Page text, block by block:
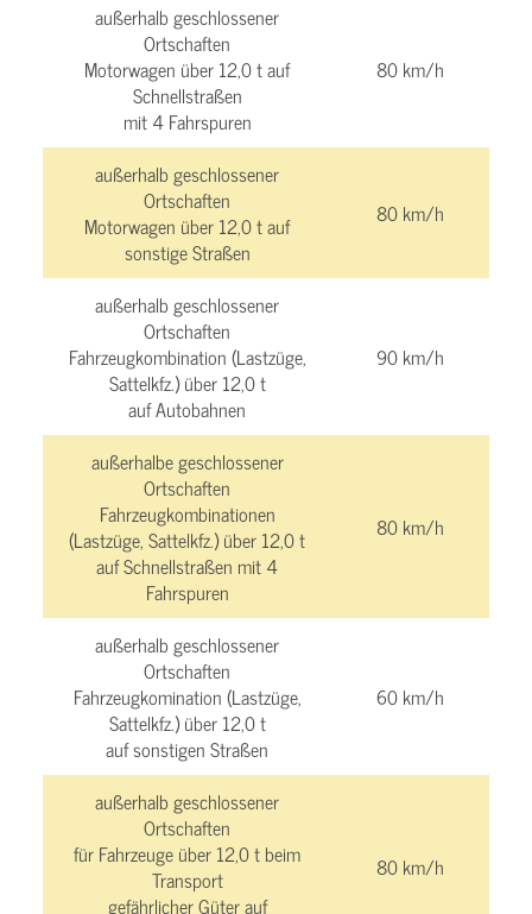
außerhalb geschlossener
Ortschaften
Motorwagen über 12,0 t auf
Schnellstraßen
mit 4 Fahrspuren
80 km/h
außerhalb geschlossener
Ortschaften
Motorwagen über 12,0 t auf
sonstige Straßen
80 km/h
außerhalb geschlossener
Ortschaften
Fahrzeugkombination (Lastzüge,
Sattelkfz.) über 12,0 t
auf Autobahnen
90 km/h
außerhalbe geschlossener
Ortschaften
Fahrzeugkombinationen
(Lastzüge, Sattelkfz.) über 12,0 t
auf Schnellstraßen mit 4
Fahrspuren
80 km/h
außerhalb geschlossener
Ortschaften
Fahrzeugkomination (Lastzüge,
Sattelkfz.) über 12,0 t
auf sonstigen Straßen
60 km/h
außerhalb geschlossener
Ortschaften
für Fahrzeuge über 12,0 t beim
Transport
gefährlicher Güter auf
80 km/h